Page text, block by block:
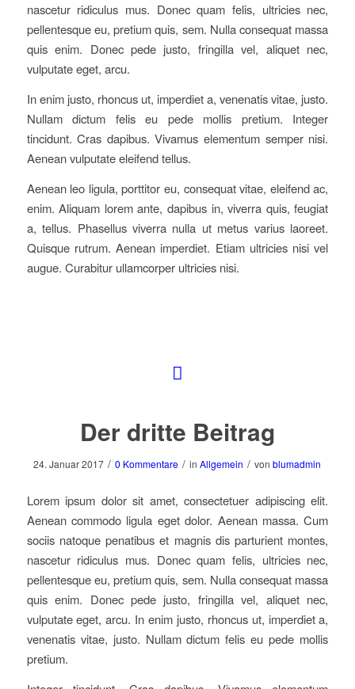
nascetur ridiculus mus. Donec quam felis, ultricies nec,
pellentesque eu, pretium quis, sem. Nulla consequat massa
quis enim. Donec pede justo, fringilla vel, aliquet nec,
vulputate eget, arcu.
In enim justo, rhoncus ut, imperdiet a, venenatis vitae, justo.
Nullam dictum felis eu pede mollis pretium. Integer
tincidunt. Cras dapibus. Vivamus elementum semper nisi.
Aenean vulputate eleifend tellus.
Aenean leo ligula, porttitor eu, consequat vitae, eleifend ac,
enim. Aliquam lorem ante, dapibus in, viverra quis, feugiat
a, tellus. Phasellus viverra nulla ut metus varius laoreet.
Quisque rutrum. Aenean imperdiet. Etiam ultricies nisi vel
augue. Curabitur ullamcorper ultricies nisi.
Der dritte Beitrag
24. Januar 2017 / 0 Kommentare / inAllgemein / vonblumadmin
Lorem ipsum dolor sit amet, consectetuer adipiscing elit.
Aenean commodo ligula eget dolor. Aenean massa. Cum
sociis natoque penatibus et magnis dis parturient montes,
nascetur ridiculus mus. Donec quam felis, ultricies nec,
pellentesque eu, pretium quis, sem. Nulla consequat massa
quis enim. Donec pede justo, fringilla vel, aliquet nec,
vulputate eget, arcu. In enim justo, rhoncus ut, imperdiet a,
venenatis vitae, justo. Nullam dictum felis eu pede mollis
pretium.